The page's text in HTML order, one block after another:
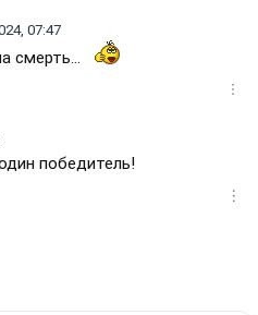
07:47
смерть...
победитель!